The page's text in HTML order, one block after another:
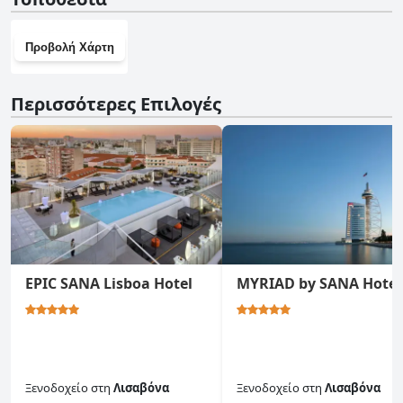
γραφική διαμονή. Είτε επισκέπτεστε για αναψυχή είτε για κοινή
εμπειρία boutique ξενοδοχείου.
Προβολή Χάρτη
Περισσότερες Επιλογές
EPIC SANA Lisboa Hotel
Ξενοδοχείοστη Λισαβόνα
MYRIAD by SANA
Ξενοδοχείοστη Λισαβόνα